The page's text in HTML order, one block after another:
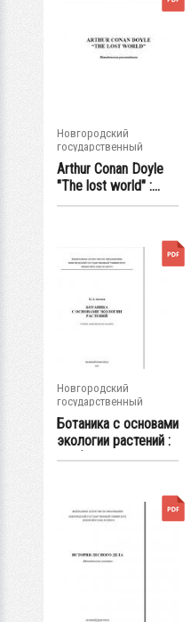
Новгородский
государственный
университет им. Яр....
Arthur Conan Doyle
"The lost world" :...
Новгородский
государственный
университет им. Яр....
Ботаника с основами
экологии растений :
учеб.-...